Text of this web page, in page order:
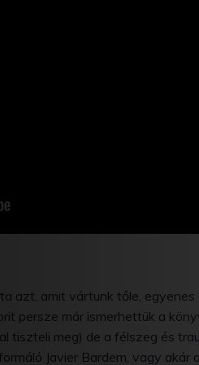
azt, amit vártunk tőle,
persze már ismerhettük a
tiszteli meg) de a félszeg és
Javier Bardem, vagy